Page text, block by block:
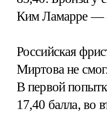
Ким Ламарре —
Российская
Миртова не
В первой
17,40 балла, во